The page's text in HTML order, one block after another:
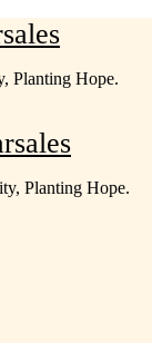
Planting Hope.
Planting Hope.